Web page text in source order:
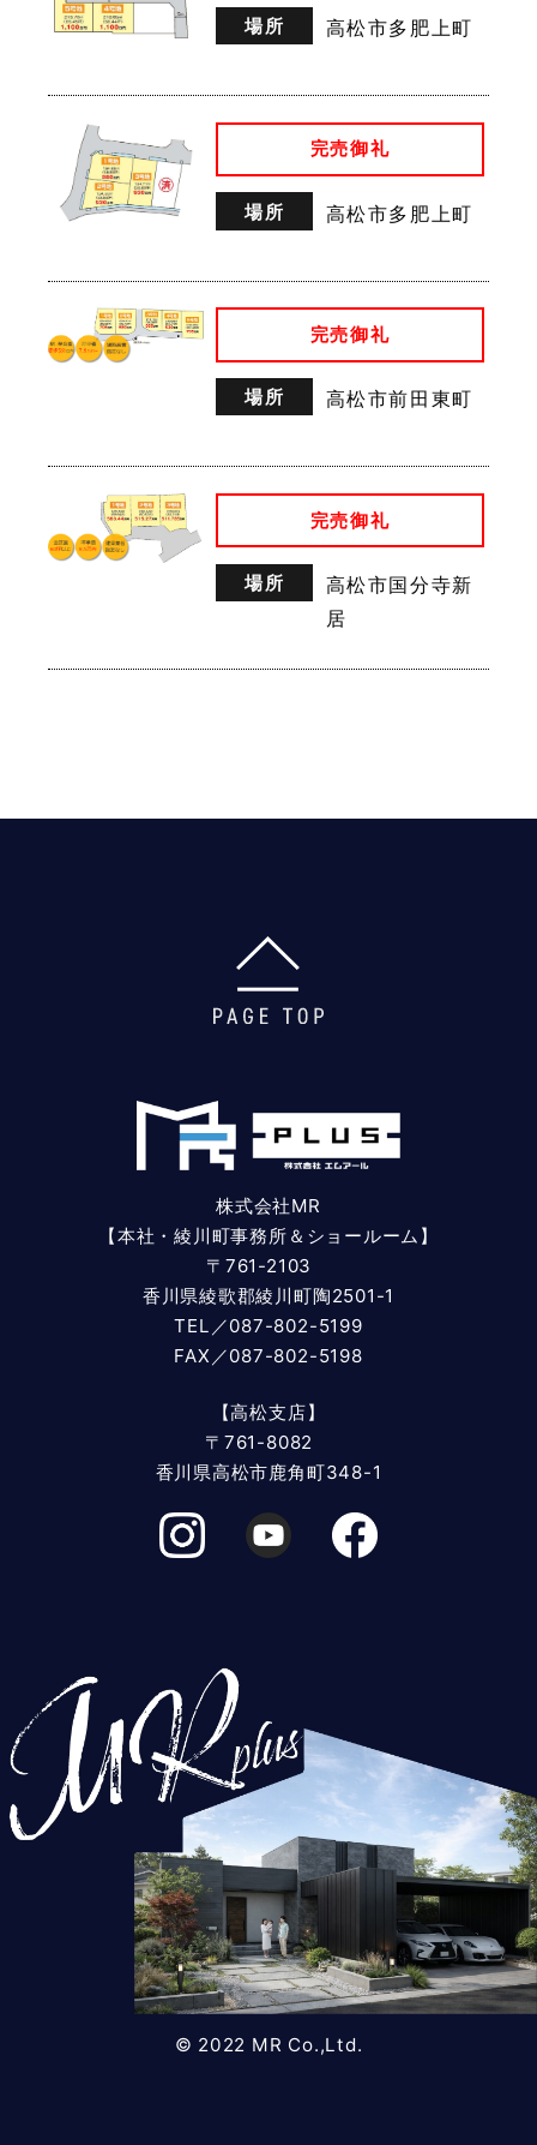
場所 高松市多肥上町
完売御礼
場所 高松市多肥上町
完売御礼
場所 高松市前田東町
完売御礼
場所
高松市国分寺新
居
株式会社MR
【本社・綾川町事務所＆ショールーム】
〒761-2103
香川県綾歌郡綾川町陶2501-1
TEL／087-802-5199
FAX／087-802-5198
【高松支店】
〒761-8082
香川県高松市鹿角町348-1
© 2022 MR Co.,Ltd.